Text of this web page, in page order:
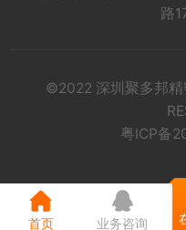
路
©2022 深圳聚多邦精
粤ICP备
首页 业务咨询